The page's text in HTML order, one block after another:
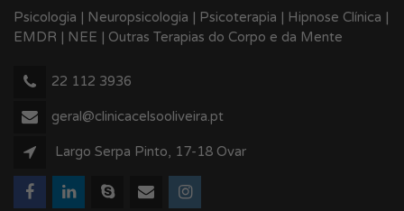
Psicologia | Neuropsicologia | Psicoterapia | Hipnose Clínica |
EMDR | NEE | Outras Terapias do Corpo e da Mente
22 112 3936
geral@clinicacelsooliveira.pt
Largo Serpa Pinto, 17-18 Ovar